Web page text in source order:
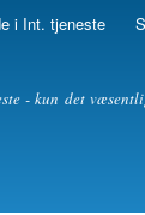
i Int. tjeneste
- kun det